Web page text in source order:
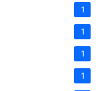
1
1
1
1